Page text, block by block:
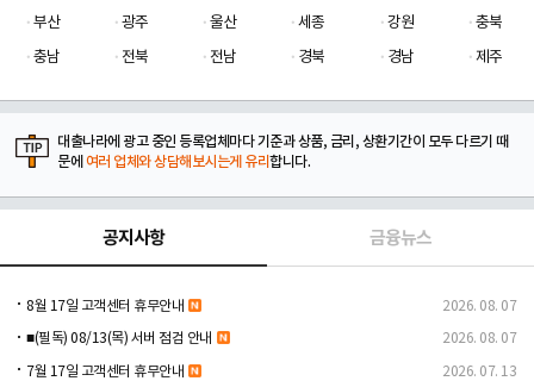
부산
광주 울산 세종 강원
충북
충남
전북 전남 경북 경남 제주
대출나라에 광고 중인 등록업체마다 기준과 상품, 금리, 상환기간이 모두 다르기 때
문에 여러 업체와 상담해보시는게 유리합니다.
공지사항 금융뉴스
8월 17일 고객센터 휴무안내 2026. 08. 07
■(필독) 08/13(목) 서버 점검 안내 2026. 08. 07
7월 17일 고객센터 휴무안내 2026. 07. 13